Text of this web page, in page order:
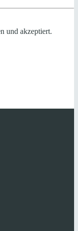
und akzeptiert.